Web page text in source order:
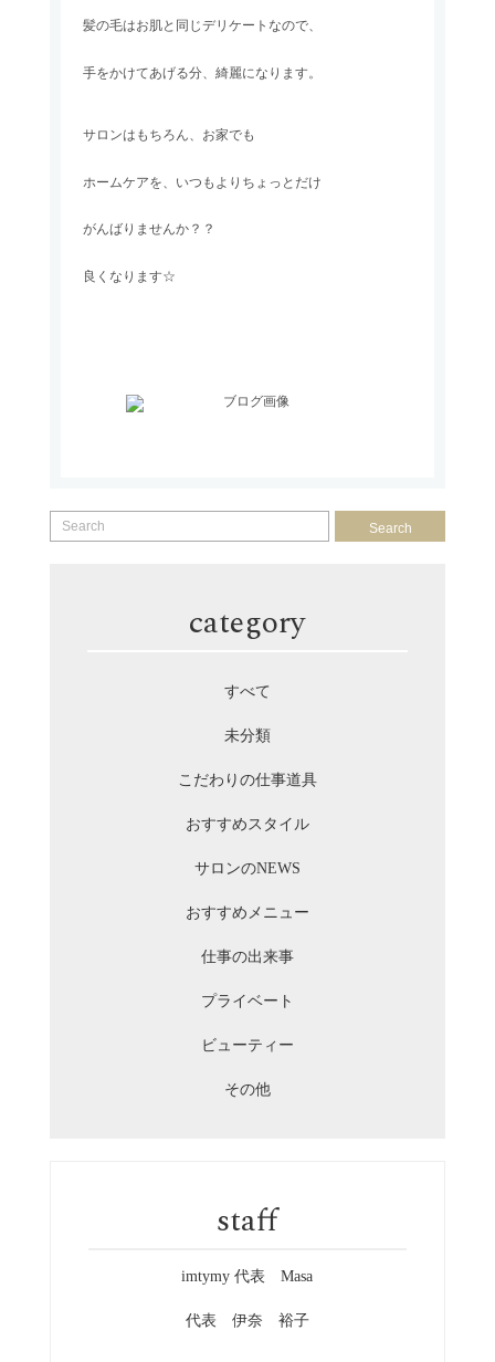
髪の毛はお肌と同じデリケートなので、
手をかけてあげる分、綺麗になります。
サロンはもちろん、お家でも
ホームケアを、いつもよりちょっとだけ
がんばりませんか？？
良くなります☆
Search
category
すべて
未分類
こだわりの仕事道具
おすすめスタイル
サロンのNEWS
おすすめメニュー
仕事の出来事
プライベート
ビューティー
その他
staff
imtymy 代表 Masa
代表 伊奈 裕子